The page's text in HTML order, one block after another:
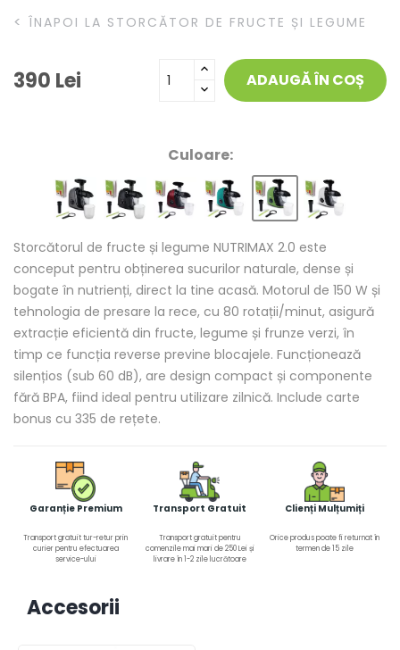
< ÎNAPOI LA STORCĂTOR DE FRUCTE ȘI LEGUME
390 Lei ADAUGĂ ÎN COȘ
Culoare:
Storcătorul de fructe și legume NUTRIMAX 2.0 este
conceput pentru obținerea sucurilor naturale, dense și
bogate în nutrienți, direct la tine acasă. Motorul de 150 W și
tehnologia de presare la rece, cu 80 rotații/minut, asigură
extracție eficientă din fructe, legume și frunze verzi, în
timp ce funcția reverse previne blocajele. Funcționează
silențios (sub 60 dB), are design compact și componente
fără BPA, fiind ideal pentru utilizare zilnică. Include carte
bonus cu 335 de rețete.
Garanție Premium
Transport gratuit tur-retur prin
curier pentru efectuarea
service-ului
Transport Gratuit
Transport gratuit pentru
comenzile mai mari de 250 Lei și
livrare în 1-2 zile lucrătoare
Clienți Mulțumiți
Orice produs poate fi returnat în
termen de 15 zile
Accesorii